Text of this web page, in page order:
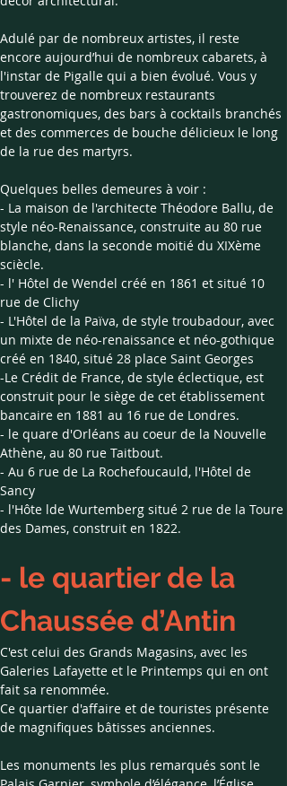
Adulé par de nombreux artistes, il reste
encore aujourd’hui de nombreux cabarets, à
l'instar de Pigalle qui a bien évolué. Vous y
trouverez de nombreux restaurants
gastronomiques, des bars à cocktails branchés
et des commerces de bouche délicieux le long
de la rue des martyrs.
Quelques belles demeures à voir :
- La maison de l'architecte Théodore Ballu, de
style néo-Renaissance, construite au 80 rue
blanche, dans la seconde moitié du XIXème
sciècle.
- l' Hôtel de Wendel créé en 1861 et situé 10
rue de Clichy
- L'Hôtel de la Païva, de style troubadour, avec
un mixte de néo-renaissance et néo-gothique
créé en 1840, situé 28 place Saint Georges
-Le Crédit de France, de style éclectique, est
construit pour le siège de cet établissement
bancaire en 1881 au 16 rue de Londres.
- le quare d'Orléans au coeur de la Nouvelle
Athène, au 80 rue Taitbout.
- Au 6 rue de La Rochefoucauld, l'Hôtel de
Sancy
- l'Hôte lde Wurtemberg situé 2 rue de la Toure
des Dames, construit en 1822.
- le quartier de la
Chaussée d’Antin
C'est celui des Grands Magasins, avec les
Galeries Lafayette et le Printemps qui en ont
fait sa renommée.
Ce quartier d'affaire et de touristes présente
de magnifiques bâtisses anciennes.
Les monuments les plus remarqués sont le